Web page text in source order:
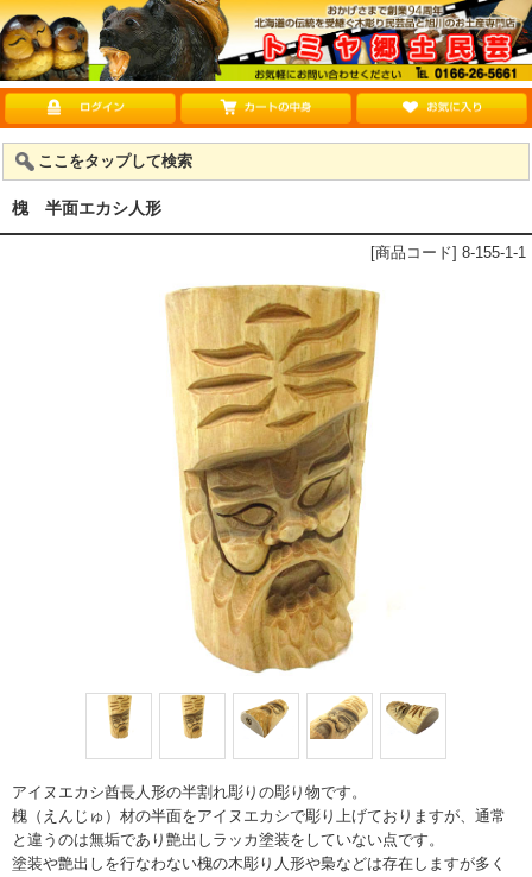
ここをタップして検索
槐 半面エカシ人形
[商品コード] 8-155-1-1
アイヌエカシ酋長人形の半割れ彫りの彫り物です。
槐（えんじゅ）材の半面をアイヌエカシで彫り上げておりますが、通常
と違うのは無垢であり艶出しラッカ塗装をしていない点です。
塗装や艶出しを行なわない槐の木彫り人形や梟などは存在しますが多く